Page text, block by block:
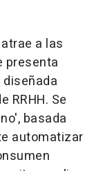
a las
presenta
RRHH. Se
basada
automatizar